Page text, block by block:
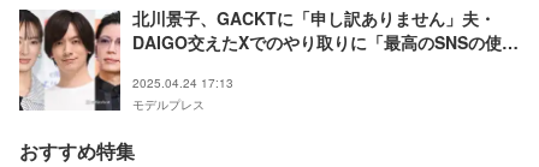
北川景子、GACKTに「申し訳ありません」夫・
DAIGO交えたXでのやり取りに「最高のSNSの使い
2025.04.24 17:13
モデルプレス
おすすめ特集